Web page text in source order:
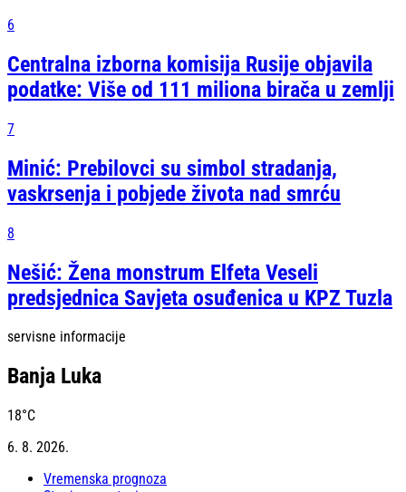
6
Centralna izborna komisija Rusije objavila
podatke: Više od 111 miliona birača u zemlji
7
Minić: Prebilovci su simbol stradanja,
vaskrsenja i pobjede života nad smrću
8
Nešić: Žena monstrum Elfeta Veseli
predsjednica Savjeta osuđenica u KPZ Tuzla
servisne informacije
Banja Luka
18°C
6. 8. 2026.
Vremenska prognoza